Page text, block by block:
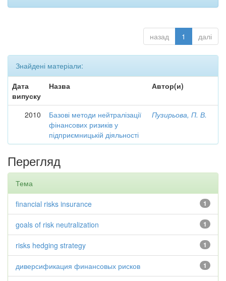
назад 1 далі
Знайдені матеріали:
Дата
випуску
Назва Автор(и)
2010
Базові методи нейтралізації
фінансових ризиків у
підприємницькій діяльності
Пузирьова, П. В.
Перегляд
Тема
1
financial risks insurance
1
goals of risk neutralization
1
risks hedging strategy
1
диверсификация финансовых рисков